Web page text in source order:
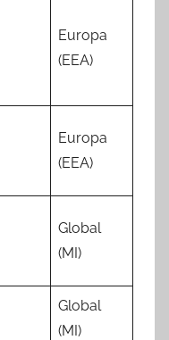
Europa
(EEA)
Europa
(EEA)
Global
(MI)
Global
(MI)